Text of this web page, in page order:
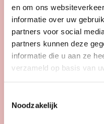
en om ons
informatie over uw
partners voor social
partners kunnen deze
informatie die u aan ze
verzameld op basis van
Noodzakelijk
Persoonlijke
Stiens
Stiens
24 - 30 uur | Voltijds,